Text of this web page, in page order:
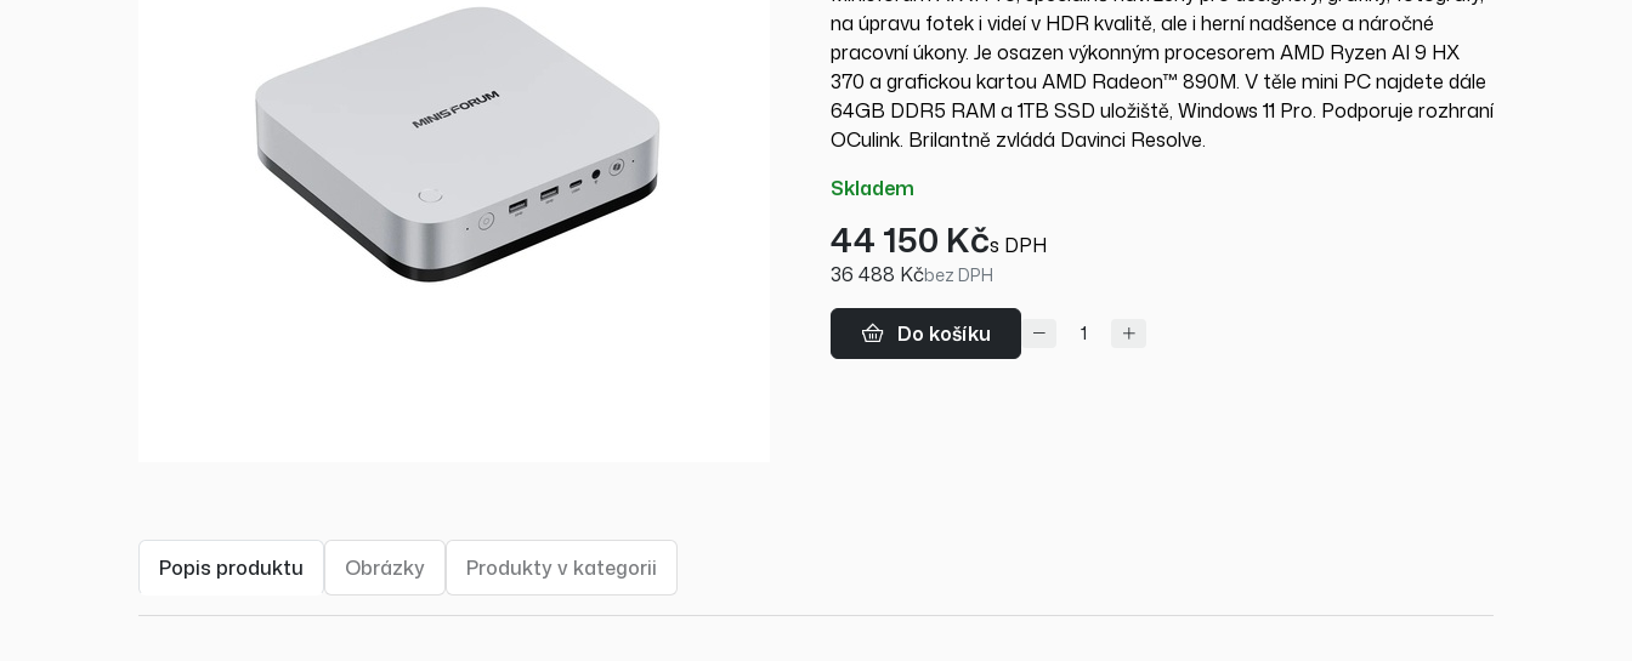
na úpravu fotek i videí v HDR kvalitě, ale i herní nadšence a náročné
pracovní úkony. Je osazen výkonným procesorem AMD Ryzen AI 9 HX
370 a grafickou kartou AMD Radeon™ 890M. V těle mini PC najdete dále
64GB DDR5 RAM a 1TB SSD uložiště, Windows 11 Pro. Podporuje rozhraní
OCulink. Brilantně zvládá Davinci Resolve.
skladem
44 150 Kčs DPH
36 488 Kčbez DPH
Do košíku
Popis produktu Obrázky Produkty v kategorii